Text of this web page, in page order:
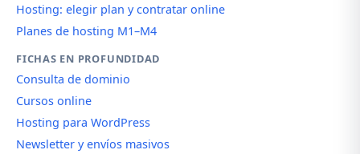
Hosting: elegir plan y contratar online
Planes de hosting M1–M4
FICHAS EN PROFUNDIDAD
Consulta de dominio
Cursos online
Hosting para WordPress
Newsletter y envíos masivos